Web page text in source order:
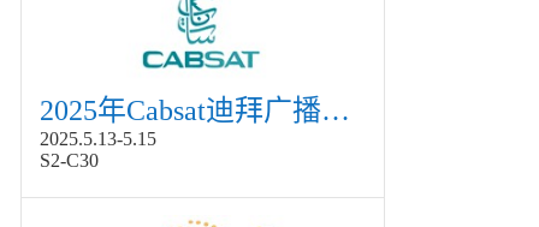
2025年Cabsat迪拜广播电视展
2025.5.13-5.15
S2-C30